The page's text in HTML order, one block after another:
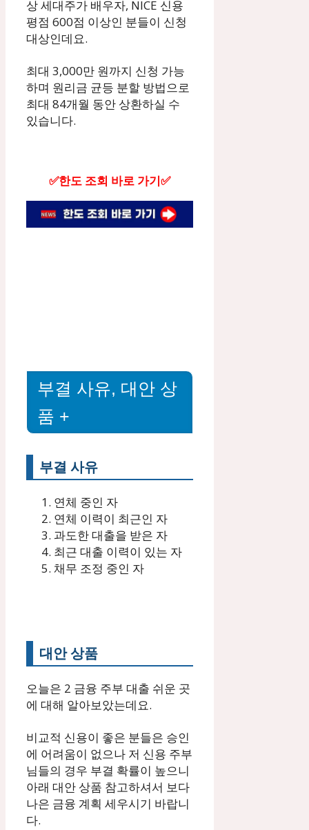
상 세대주가 배우자, NICE 신용
평점 600점 이상인 분들이 신청
대상인데요.
최대 3,000만 원까지 신청 가능
하며 원리금 균등 분할 방법으로
최대 84개월 동안 상환하실 수
있습니다.
✅한도 조회 바로 가기✅
부결 사유, 대안 상
품 +
부결 사유
연체 중인 자
연체 이력이 최근인 자
과도한 대출을 받은 자
최근 대출 이력이 있는 자
채무 조정 중인 자
대안 상품
오늘은 2 금융 주부 대출 쉬운 곳
에 대해 알아보았는데요.
비교적 신용이 좋은 분들은 승인
에 어려움이 없으나 저 신용 주부
님들의 경우 부결 확률이 높으니
아래 대안 상품 참고하셔서 보다
나은 금융 계획 세우시기 바랍니
다.